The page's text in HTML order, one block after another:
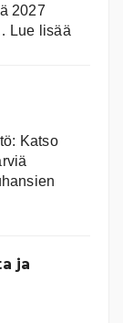
2027
Lue lisää:
Katso
ja